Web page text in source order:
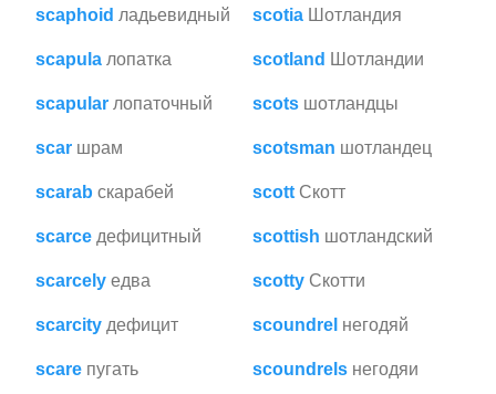
scaphoid ладьевидный scotia Шотландия
scapula лопатка scotland Шотландии
scapular лопаточный scots шотландцы
scar шрам scotsman шотландец
scarab скарабей scott Скотт
scarce дефицитный scottish шотландский
scarcely едва scotty Скотти
scarcity дефицит scoundrel негодяй
scare пугать scoundrels негодяи